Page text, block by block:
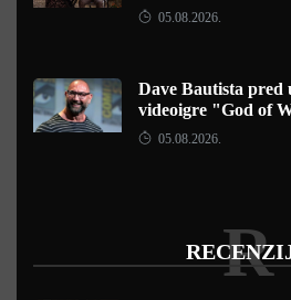
05.08.2026.
Dave Bautista pred
videoigre "God of
05.08.2026.
R